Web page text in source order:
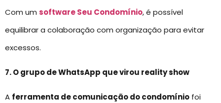
Com um software Seu Condomínio, é possível
equilibrar a colaboração com organização para evitar
excessos.
7. O grupo de WhatsApp que virou reality show
A ferramenta de comunicação do condomínio foi